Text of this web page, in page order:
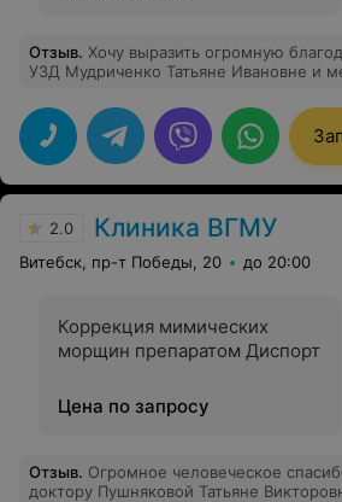
Отзыв. Хочу выразить огромную
УЗД Мудриченко Татьяне Ивановне и
волнующие вопросы, внимательная и
Рекомендую!
2.0 Клиника ВГМУ
Витебск, пр-т Победы, 20 до 20:00
Коррекция мимических
морщин препаратом Диспорт
Цена по запросу
Отзыв. Огромное человеческое
доктору Пушняковой Татьяне Викторовне,